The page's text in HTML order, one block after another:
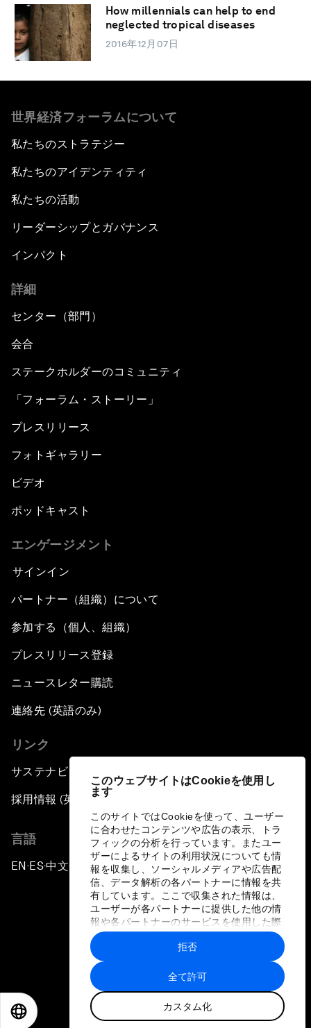
このウェブサイトはCookieを使用し
ます
このサイトではCookieを使って、ユーザー
に合わせたコンテンツや広告の表示、トラ
フィックの分析を行っています。またユー
ザーによるサイトの利用状況についても情
報を収集し、ソーシャルメディアや広告配
信、データ解析の各パートナーに情報を共
有しています。ここで収集された情報は、
ユーザーが各パートナーに提供した他の情
報や各パートナーのサービスを使用した際
に収集された情報と組み合わされ、各パー
トナーによって使用されることがありま
す。
全て許可
カスタム化
拒否
How millennials can help to end
neglected tropical diseases
2016年12月07日
世界経済フォーラムについて
私たちのストラテジー
私たちのアイデンティティ
私たちの活動
リーダーシップとガバナンス
インパクト
詳細
センター（部門）
会合
ステークホルダーのコミュニティ
「フォーラム・ストーリー」
プレスリリース
フォトギャラリー
ビデオ
ポッドキャスト
エンゲージメント
サインイン
パートナー（組織）について
参加する（個人、組織）
プレスリリース登録
ニュースレター購読
連絡先 (英語のみ)
リンク
サステナビリティへの取り組み
採用情報 (英語のみ)
言語
EN ▪ES▪中文▪ 日本語
プライバシーポリシーと利用規約
サイトマップ
©
世界経済フォーラム